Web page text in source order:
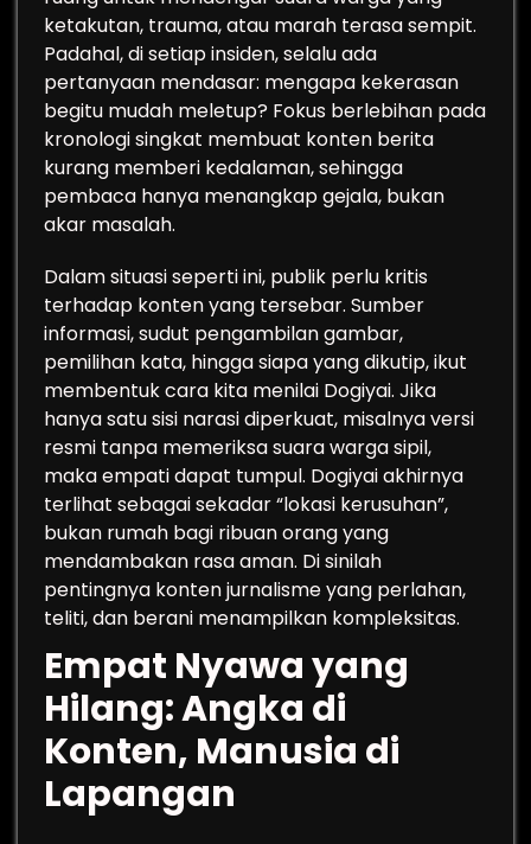
ketakutan, trauma, atau marah terasa sempit.
Padahal, di setiap insiden, selalu ada
pertanyaan mendasar: mengapa kekerasan
begitu mudah meletup? Fokus berlebihan pada
kronologi singkat membuat konten berita
kurang memberi kedalaman, sehingga
pembaca hanya menangkap gejala, bukan
akar masalah.
Dalam situasi seperti ini, publik perlu kritis
terhadap konten yang tersebar. Sumber
informasi, sudut pengambilan gambar,
pemilihan kata, hingga siapa yang dikutip, ikut
membentuk cara kita menilai Dogiyai. Jika
hanya satu sisi narasi diperkuat, misalnya versi
resmi tanpa memeriksa suara warga sipil,
maka empati dapat tumpul. Dogiyai akhirnya
terlihat sebagai sekadar “lokasi kerusuhan”,
bukan rumah bagi ribuan orang yang
mendambakan rasa aman. Di sinilah
pentingnya konten jurnalisme yang perlahan,
teliti, dan berani menampilkan kompleksitas.
Empat Nyawa yang
Hilang: Angka di
Konten, Manusia di
Lapangan